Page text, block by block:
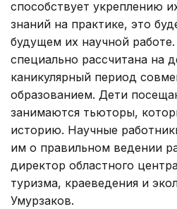
способствует укреплению
знаний на практике, это
будущем их научной
специально рассчитана на
каникулярный период
образованием. Дети
занимаются тьюторы,
историю. Научные
им о правильном ведении
директор областного
туризма, краеведения и
Умурзаков.